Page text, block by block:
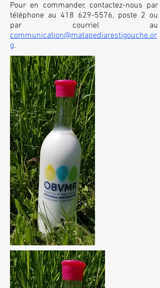
Pour en commander, contactez-nous par
téléphone au 418 629-5576, poste 2 ou
par courriel au
communication@matapediarestigouche.or
g.